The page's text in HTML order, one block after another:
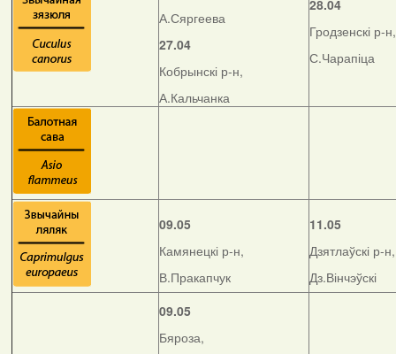
А.Сяргеева
27.04
Кобрынскі р-н,
А.Кальчанка
28.04
Гродзенскі р-н,
С.Чарапіца
09.05
Камянецкі р-н,
В.Пракапчук
11.05
Дзятлаўскі р-н,
Дз.Вінчэўскі
09.05
Бяроза,